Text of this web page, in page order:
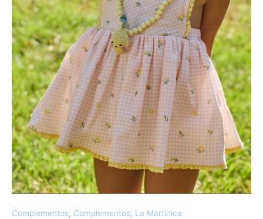
Complementos, Complementos, La Martinica